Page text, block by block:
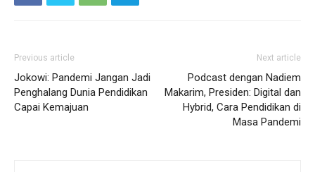
Previous article
Jokowi: Pandemi Jangan Jadi
Penghalang Dunia Pendidikan
Capai Kemajuan
Next article
Podcast dengan Nadiem
Makarim, Presiden: Digital dan
Hybrid, Cara Pendidikan di
Masa Pandemi